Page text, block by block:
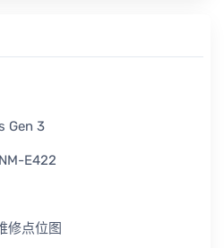
Gen 3
E422
修点位图